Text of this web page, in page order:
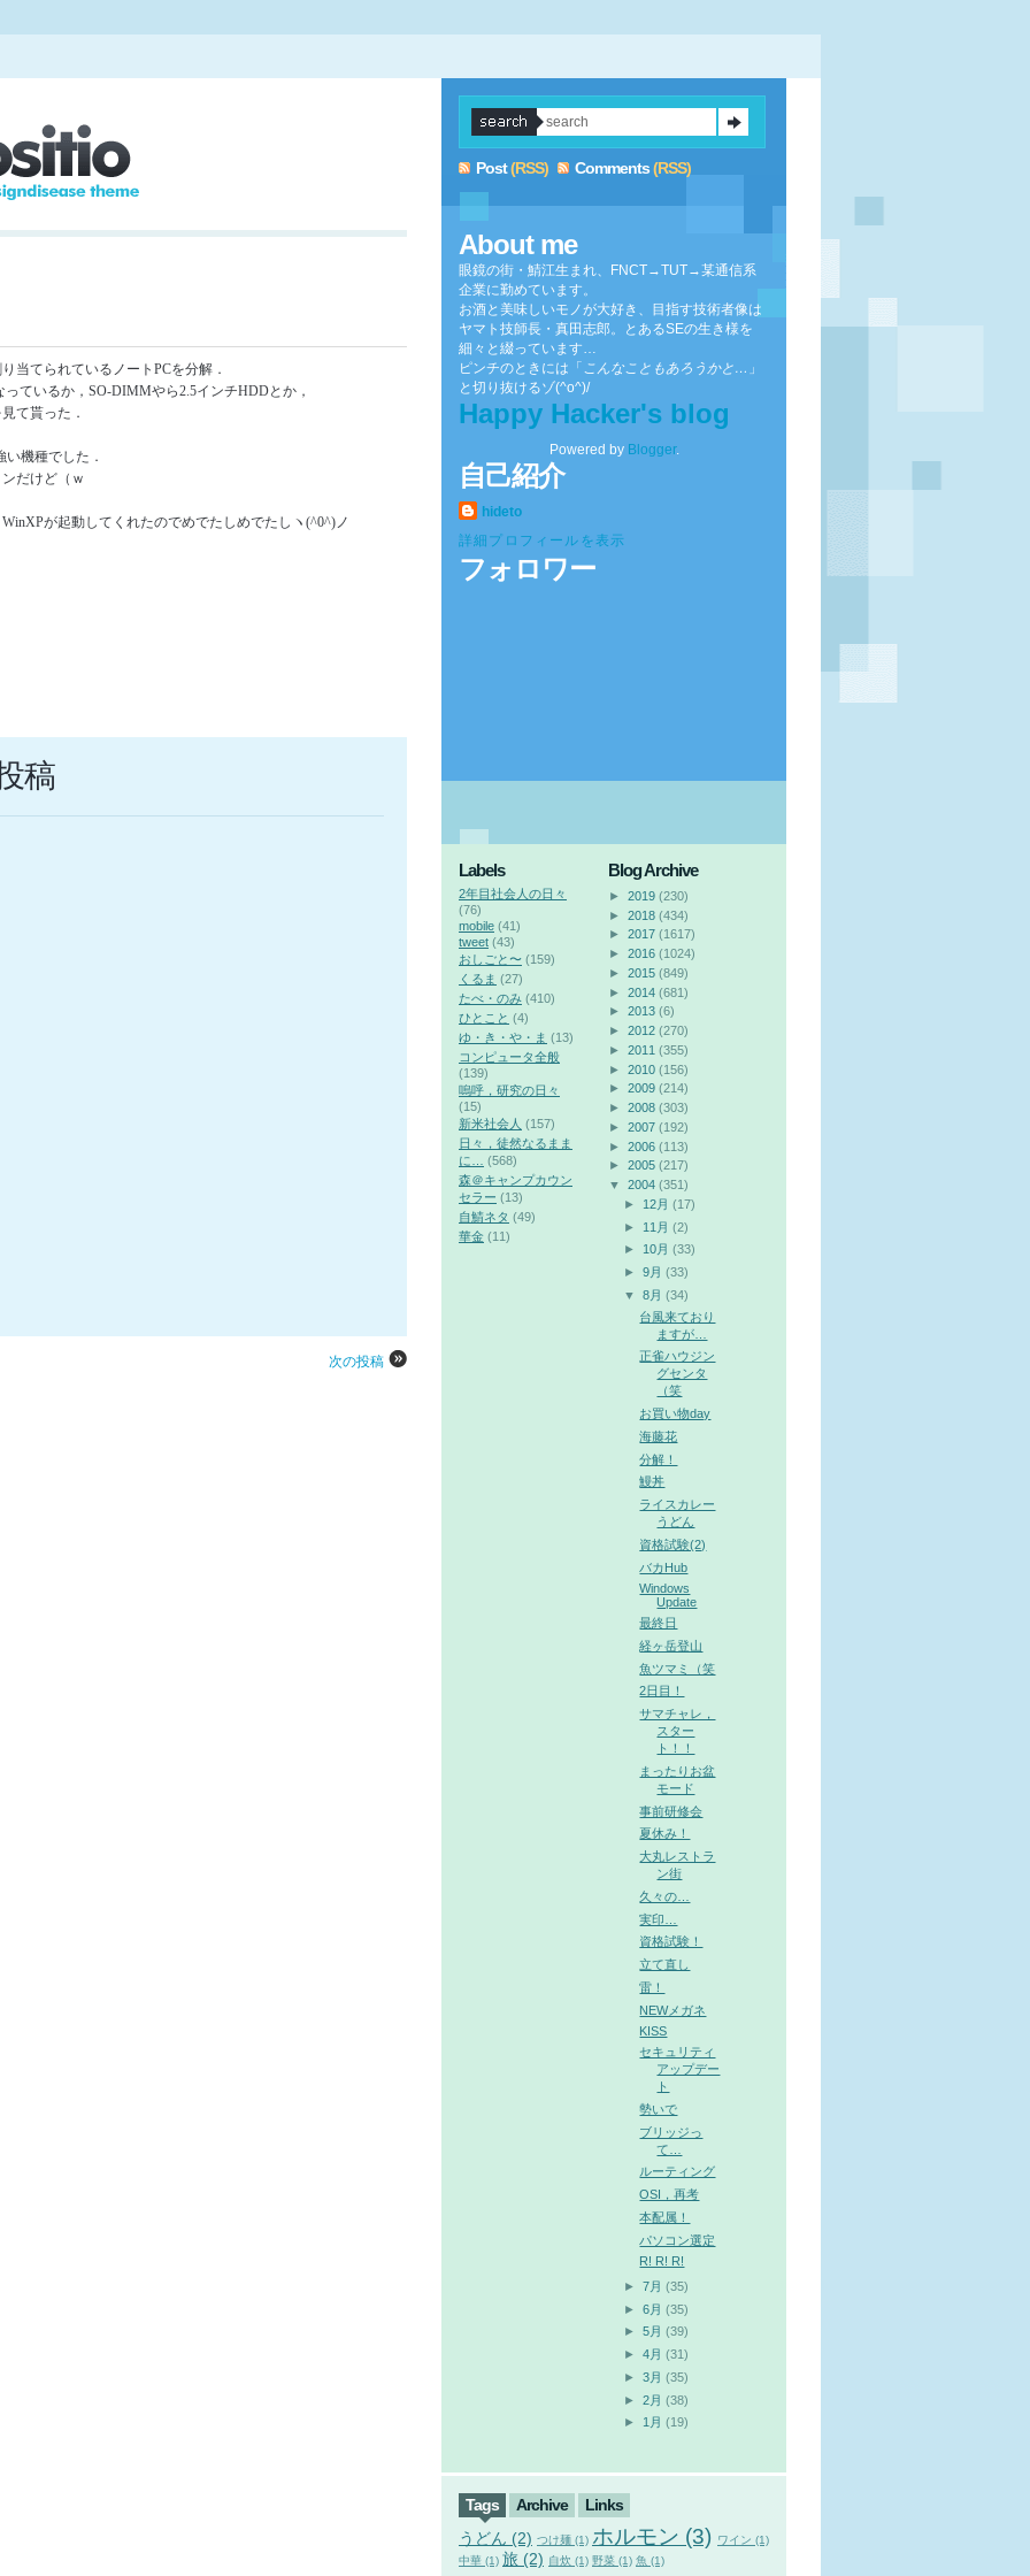
当てられているノートPCを分解．
ているか，SO-DIMMやら2.5インチHDDとか，
て貰った．
い機種でした．
だけど（ｗ
が起動してくれたのでめでたしめでたしヽ(^0^)ノ
稿
次の投稿
Post(RSS) Comments(RSS)
About me
眼鏡の街・鯖江生まれ、FNCT→TUT→某通信系
企業に勤めています。
お酒と美味しいモノが大好き、目指す技術者像は
ヤマト技師長・真田志郎。とあるSEの生き様を
細々と綴っています…
ピンチのときには「 こんなこともあろうかと… 」
と切り抜けるゾ(^o^)/
Happy Hacker's blog
Powered by Blogger.
自己紹介
hideto
詳細プロフィールを表示
フォロワー
Labels
2年目社会人の日々
(76)
mobile (41)
tweet (43)
おしごと〜 (159)
くるま (27)
たべ・のみ (410)
ひとこと (4)
ゆ・き・や・ま (13)
コンピュータ全般
(139)
嗚呼，研究の日々
(15)
新米社会人 (157)
日々，徒然なるまま
に…
(568)
森＠キャンプカウン
セラー (13)
自鯖ネタ (49)
華金 (11)
Blog Archive
► 2019 (230)
► 2018 (434)
► 2017 (1617)
► 2016 (1024)
► 2015 (849)
► 2014 (681)
► 2013 (6)
► 2012 (270)
► 2011 (355)
► 2010 (156)
► 2009 (214)
► 2008 (303)
► 2007 (192)
► 2006 (113)
► 2005 (217)
▼
2004 (351)
► 12月 (17)
► 11月 (2)
► 10月 (33)
►9月 (33)
▼
8月 (34)
台風来ており
ますが…
正雀ハウジン
グセンタ
（笑
お買い物day
海藤花
分解！
鰻丼
ライスカレー
うどん
資格試験(2)
バカHub
Windows
Update
最終日
経ヶ岳登山
魚ツマミ（笑
2日目！
サマチャレ，
スター
ト！！
まったりお盆
モード
事前研修会
夏休み！
大丸レストラ
ン街
久々の…
実印…
資格試験！
立て直し
雷！
NEWメガネ
KISS
セキュリティ
アップデー
ト
勢いで
ブリッジっ
て…
ルーティング
OSI，再考
本配属！
パソコン選定
R! R! R!
►7月 (35)
►6月 (35)
►5月 (39)
►4月 (31)
►3月 (35)
►2月 (38)
► 1月 (19)
Tags Archive
Links
うどん (2) つけ麺 (1) ホルモン (3)
ワイン (1)
中華 (1) 旅 (2) 自炊 (1) 野菜 (1) 魚 (1)